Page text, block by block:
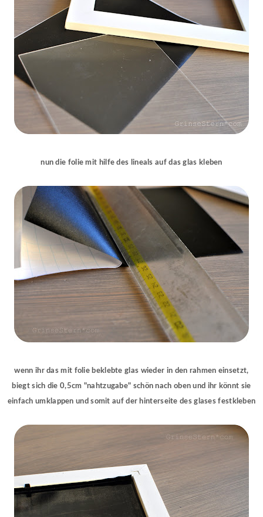
nun die folie mit hilfe des lineals auf das glas kleben
wenn ihr das mit folie beklebte glas wieder in den rahmen einsetzt,
biegt sich die 0,5cm "nahtzugabe" schön nach oben und ihr könnt sie
einfach umklappen und somit auf der hinterseite des glases festkleben